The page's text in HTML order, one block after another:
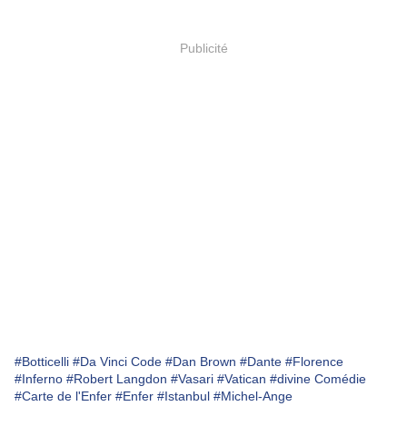
Publicité
#Botticelli #Da Vinci Code #Dan Brown #Dante #Florence
#Inferno #Robert Langdon #Vasari #Vatican #divine Comédie
#Carte de l'Enfer #Enfer #Istanbul #Michel-Ange